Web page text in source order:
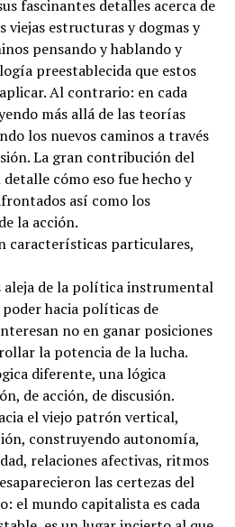
fascinantes detalles acerca de
viejas estructuras y dogmas y
pensando y hablando y
preestablecida que estos
Al contrario: en cada
más allá de las teorías
los nuevos caminos a través
La gran contribución del
cómo eso fue hecho y
así como los
la acción.
características particulares,
aleja de la política instrumental
hacia políticas de
no en ganar posiciones
la potencia de la lucha.
diferente, una lógica
de acción, de discusión.
el viejo patrón vertical,
construyendo autonomía,
relaciones afectivas, ritmos
las certezas del
el mundo capitalista es cada